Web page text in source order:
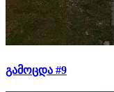
გამოცდა #9